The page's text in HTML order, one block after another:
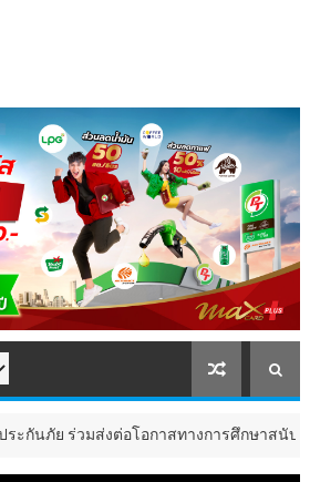
ต่อโอกาสทางการศึกษาสนับสนุนอาหารกลา